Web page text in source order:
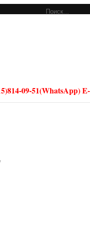
09-51(WhatsApp)